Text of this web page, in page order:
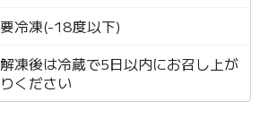
要冷凍(-18度以下)
解凍後は冷蔵で5日以内にお召し上が
りください